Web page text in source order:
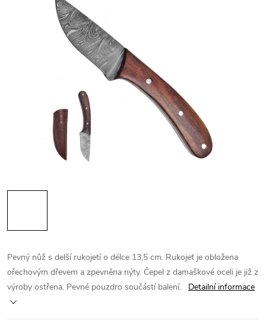
Pevný nůž s delší rukojetí o délce 13,5 cm. Rukojeť je obložena
ořechovým dřevem a zpevněna nýty. Čepel z damaškové oceli je již z
výroby ostřena. Pevné pouzdro součástí balení.
Detailní informace